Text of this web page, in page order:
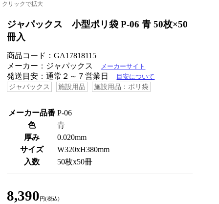
クリックで拡大
ジャパックス 小型ポリ袋 P-06 青 50枚×50
冊入
商品コード：GA17818115
メーカー：ジャパックス
メーカーサイト
発送目安：通常２～７営業日 目安について
ジャパックス 施設用品 施設用品：ポリ袋
メーカー品番 P-06
色
青
厚み
0.020mm
サイズ
W320xH380mm
入数
50枚x50冊
8,390 円(税込)